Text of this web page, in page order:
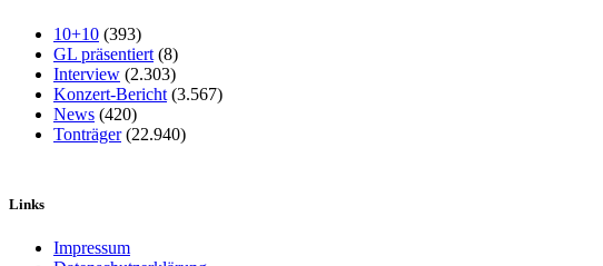
10+10 (393)
GL präsentiert (8)
Interview (2.303)
Konzert-Bericht (3.567)
News (420)
Tonträger(22.940)
Links
Impressum